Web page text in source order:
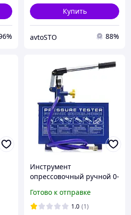
Купить
avtoSTO 88%
Инструмент
опрессовочный ручной 0-
Kraft&Dele KD10479
опрессовщик ручной
Готово к отправке
1.0 (1)